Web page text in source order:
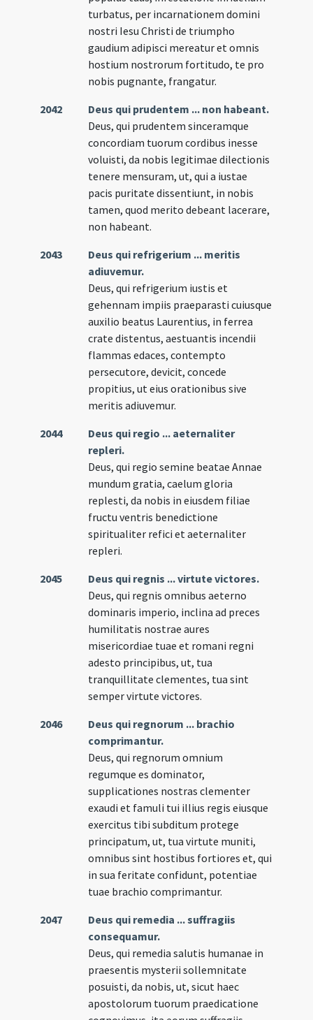
turbatus, per incarnationem domini
nostri Iesu Christi de triumpho
gaudium adipisci mereatur et omnis
hostium nostrorum fortitudo, te pro
nobis pugnante, frangatur.
2042
Deus qui prudentem ... non habeant.
Deus, qui prudentem sinceramque
concordiam tuorum cordibus inesse
voluisti, da nobis legitimae dilectionis
tenere mensuram, ut, qui a iustae
pacis puritate dissentiunt, in nobis
tamen, quod merito debeant lacerare,
non habeant.
2043
Deus qui refrigerium ... meritis
adiuvemur.
Deus, qui refrigerium iustis et
gehennam impiis praeparasti cuiusque
auxilio beatus Laurentius, in ferrea
crate distentus, aestuantis incendii
flammas edaces, contempto
persecutore, devicit, concede
propitius, ut eius orationibus sive
meritis adiuvemur.
2044
Deus qui regio ... aeternaliter
repleri.
Deus, qui regio semine beatae Annae
mundum gratia, caelum gloria
replesti, da nobis in eiusdem filiae
fructu ventris benedictione
spiritualiter refici et aeternaliter
repleri.
2045
Deus qui regnis ... virtute victores.
Deus, qui regnis omnibus aeterno
dominaris imperio, inclina ad preces
humilitatis nostrae aures
misericordiae tuae et romani regni
adesto principibus, ut, tua
tranquillitate clementes, tua sint
semper virtute victores.
2046
Deus qui regnorum ... brachio
comprimantur.
Deus, qui regnorum omnium
regumque es dominator,
supplicationes nostras clementer
exaudi et famuli tui illius regis eiusque
exercitus tibi subditum protege
principatum, ut, tua virtute muniti,
omnibus sint hostibus fortiores et, qui
in sua feritate confidunt, potentiae
tuae brachio comprimantur.
2047
Deus qui remedia ... suffragiis
consequamur.
Deus, qui remedia salutis humanae in
praesentis mysterii sollemnitate
posuisti, da nobis, ut, sicut haec
apostolorum tuorum praedicatione